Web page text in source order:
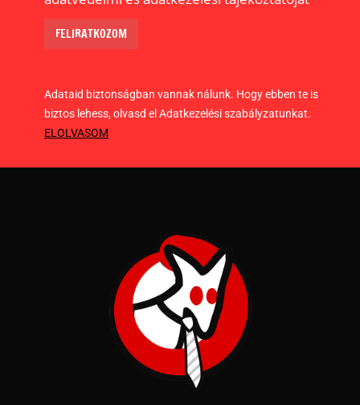
Adataid biztonságban vannak nálunk. Hogy ebben te is
biztos lehess, olvasd el Adatkezelési szabályzatunkat.
ELOLVASOM